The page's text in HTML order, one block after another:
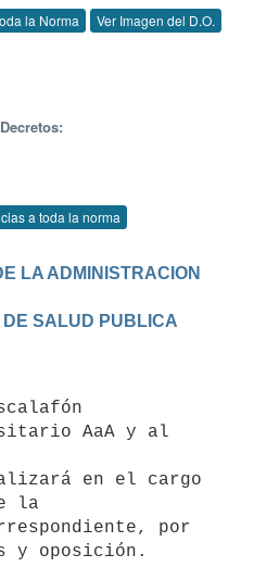
la Norma Ver Imagen del D.O.
a toda la norma
LA ADMINISTRACION
DE SALUD PUBLICA
AaA y al
en el cargo
la
por
y oposición.